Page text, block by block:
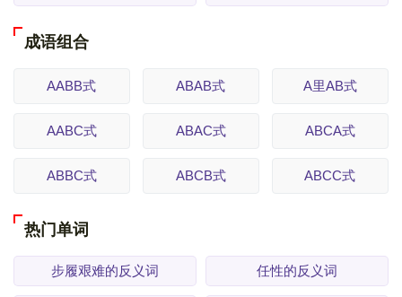
成语组合
AABB式 ABAB式 A里AB式
AABC式 ABAC式 ABCA式
ABBC式 ABCB式 ABCC式
热门单词
步履艰难的反义词 任性的反义词